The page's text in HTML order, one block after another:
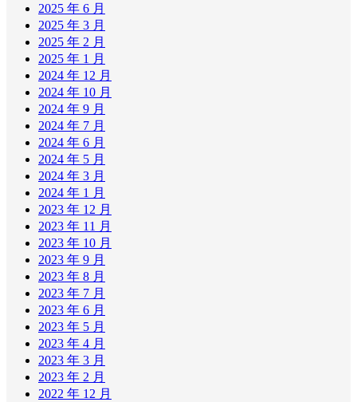
2025 年 6 月
2025 年 3 月
2025 年 2 月
2025 年 1 月
2024 年 12 月
2024 年 10 月
2024 年 9 月
2024 年 7 月
2024 年 6 月
2024 年 5 月
2024 年 3 月
2024 年 1 月
2023 年 12 月
2023 年 11 月
2023 年 10 月
2023 年 9 月
2023 年 8 月
2023 年 7 月
2023 年 6 月
2023 年 5 月
2023 年 4 月
2023 年 3 月
2023 年 2 月
2022 年 12 月